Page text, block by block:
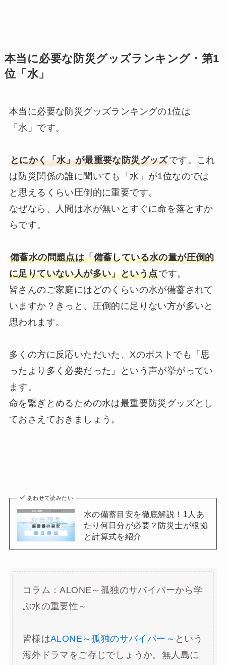
本当に必要な防災グッズランキング・第1
位「水」
本当に必要な防災グッズランキングの1位は
「水」です。
とにかく「水」が最重要な防災グッズです。これ
は防災関係の誰に聞いても「水」が1位なのでは
と思えるくらい圧倒的に重要です。
なぜなら、人間は水が無いとすぐに命を落とすか
らです。
備蓄水の問題点は「備蓄している水の量が圧倒的
に足りていない人が多い」という点です。
皆さんのご家庭にはどのくらいの水が備蓄されて
いますか？きっと、圧倒的に足りない方が多いと
思われます。
多くの方に反応いただいた、Xのポストでも「思
ったより多く必要だった」という声が挙がってい
ます。
命を繋ぎとめるための水は最重要防災グッズとし
ておさえておきましょう。
あわせて読みたい
水の備蓄目安を徹底解説！1人あ
たり何日分が必要？防災士が根拠
と計算式を紹介
コラム：ALONE～孤独のサバイバーから学
ぶ水の重要性～
皆様はALONE～孤独のサバイバー～ という
海外ドラマをご存じでしょうか。無人島に